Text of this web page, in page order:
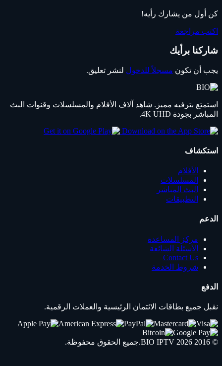
كن أول من يشارك رأيه!
اكتب مراجعة
شاركنا برأيك
يجب أن تكون مسجلاً للدخول لنشر تعليق.
استمتع بترفيه مميز. شاهد آلاف الأفلام والمسلسلات وقنوات البث
المباشر بجودة 4K UHD.
استكشاف
الأفلام
المسلسلات
البث المباشر
التطبيقات
الدعم
مركز المساعدة
الأسئلة الشائعة
Contact Us
شروط الخدمة
الدفع
نقبل جميع بطاقات الائتمان الرئيسية والعملات الرقمية.
© 2016 2026
BIO IPTV .جميع الحقوق محفوظة.